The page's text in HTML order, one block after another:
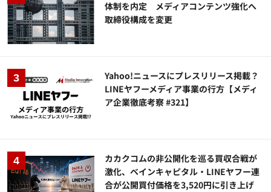
体制を内定 メディアコンテンツ強化へ
取締役構成を変更
Yahoo!ニュースにプレスリリース掲載？
LINEヤフーメディア事業の行方【メディ
ア企業徹底考察 #321】
カカクコムの非公開化を巡る買収合戦が
激化、ベインキャピタル・LINEヤフー連
合が公開買付価格を3,520円に引き上げ